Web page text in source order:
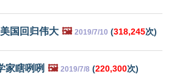
国回归伟大 🖼️ 2019/7/10 (318,245次)
家瞎咧咧 🖼️ 2019/7/8 (220,300次)